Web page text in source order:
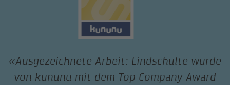
«Ausgezeichnete Arbeit: Lindschulte wurde
von kununu mit dem Top Company Award